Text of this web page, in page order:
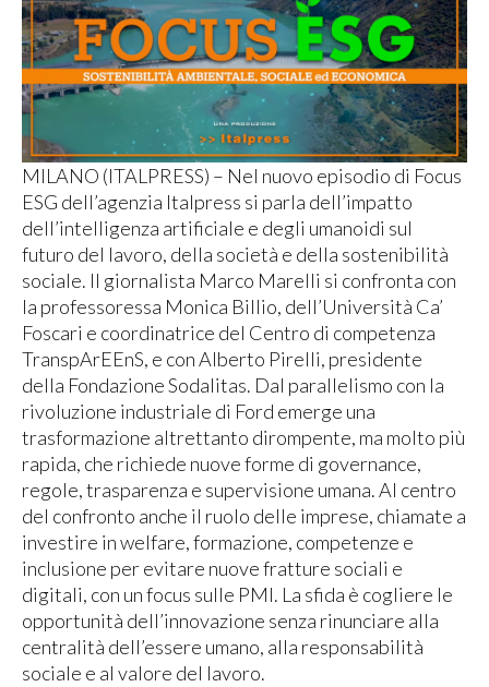
MILANO (ITALPRESS) – Nel nuovo episodio di Focus
ESG dell’agenzia Italpress si parla dell’impatto
dell’intelligenza artificiale e degli umanoidi sul
futuro del lavoro, della società e della sostenibilità
sociale. Il giornalista Marco Marelli si confronta con
la professoressa Monica Billio, dell’Università Ca’
Foscari e coordinatrice del Centro di competenza
TranspArEEnS, e con Alberto Pirelli, presidente
della Fondazione Sodalitas. Dal parallelismo con la
rivoluzione industriale di Ford emerge una
trasformazione altrettanto dirompente, ma molto più
rapida, che richiede nuove forme di governance,
regole, trasparenza e supervisione umana. Al centro
del confronto anche il ruolo delle imprese, chiamate a
investire in welfare, formazione, competenze e
inclusione per evitare nuove fratture sociali e
digitali, con un focus sulle PMI. La sfida è cogliere le
opportunità dell’innovazione senza rinunciare alla
centralità dell’essere umano, alla responsabilità
sociale e al valore del lavoro.